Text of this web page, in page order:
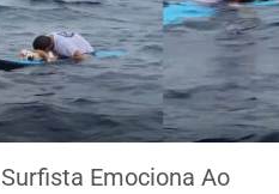
Surfista Emociona Ao